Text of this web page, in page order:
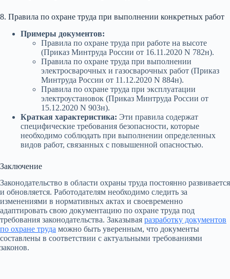
8. Правила по охране труда при выполнении конкретных работ
Примеры документов:
Правила по охране труда при работе на высоте
(Приказ Минтруда России от 16.11.2020 N 782н).
Правила по охране труда при выполнении
электросварочных и газосварочных работ (Приказ
Минтруда России от 11.12.2020 N 884н).
Правила по охране труда при эксплуатации
электроустановок (Приказ Минтруда России от
15.12.2020 N 903н).
Краткая характеристика: Эти правила содержат
специфические требования безопасности, которые
необходимо соблюдать при выполнении определенных
видов работ, связанных с повышенной опасностью.
Заключение
Законодательство в области охраны труда постоянно развивается
и обновляется. Работодателям необходимо следить за
изменениями в нормативных актах и своевременно
адаптировать свою документацию по охране труда под
требования законодательства. Заказывая разработку документов
по охране труда можно быть уверенным, что документы
составлены в соответствии с актуальными требованиями
законов.